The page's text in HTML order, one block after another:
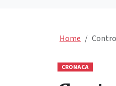
Home
CRONACA